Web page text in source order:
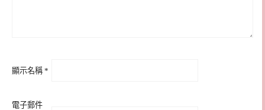
顯示名稱 *
電子郵件